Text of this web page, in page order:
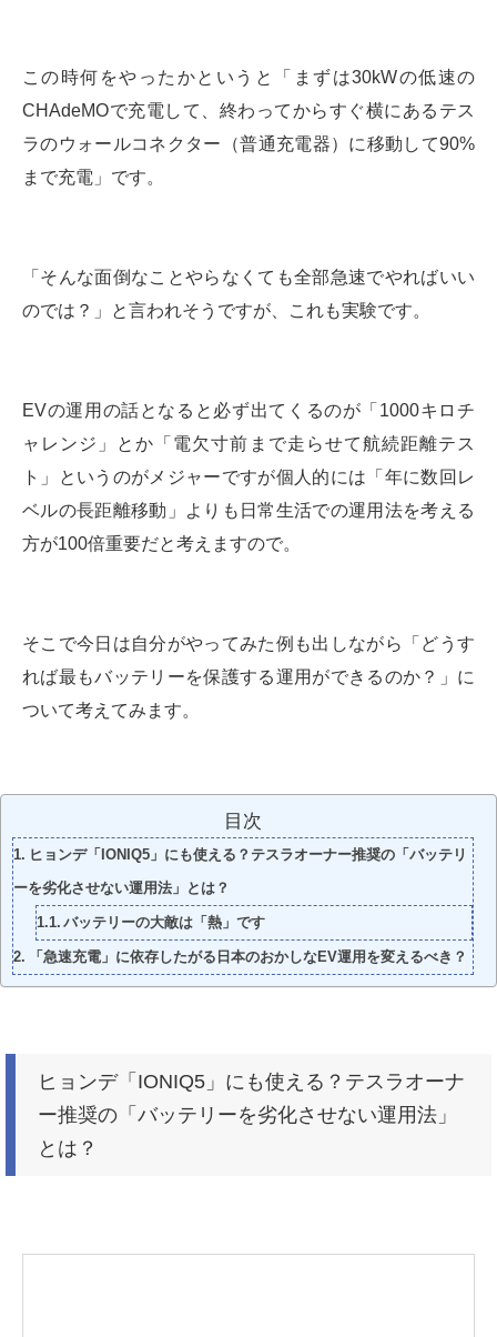
この時何をやったかというと「まずは30kWの低速の
CHAdeMOで充電して、終わってからすぐ横にあるテス
ラのウォールコネクター（普通充電器）に移動して90%
まで充電」です。
「そんな面倒なことやらなくても全部急速でやればいい
のでは？」と言われそうですが、これも実験です。
EVの運用の話となると必ず出てくるのが「1000キロチ
ャレンジ」とか「電欠寸前まで走らせて航続距離テス
ト」というのがメジャーですが個人的には「年に数回レ
ベルの長距離移動」よりも日常生活での運用法を考える
方が100倍重要だと考えますので。
そこで今日は自分がやってみた例も出しながら「どうす
れば最もバッテリーを保護する運用ができるのか？」に
ついて考えてみます。
目次
ヒョンデ「IONIQ5」にも使える？テスラオーナー推奨の「バッテリ
ーを劣化させない運用法」とは？
バッテリーの大敵は「熱」です
「急速充電」に依存したがる日本のおかしなEV運用を変えるべき？
ヒョンデ「IONIQ5」にも使える？テスラオーナ
ー推奨の「バッテリーを劣化させない運用法」
とは？